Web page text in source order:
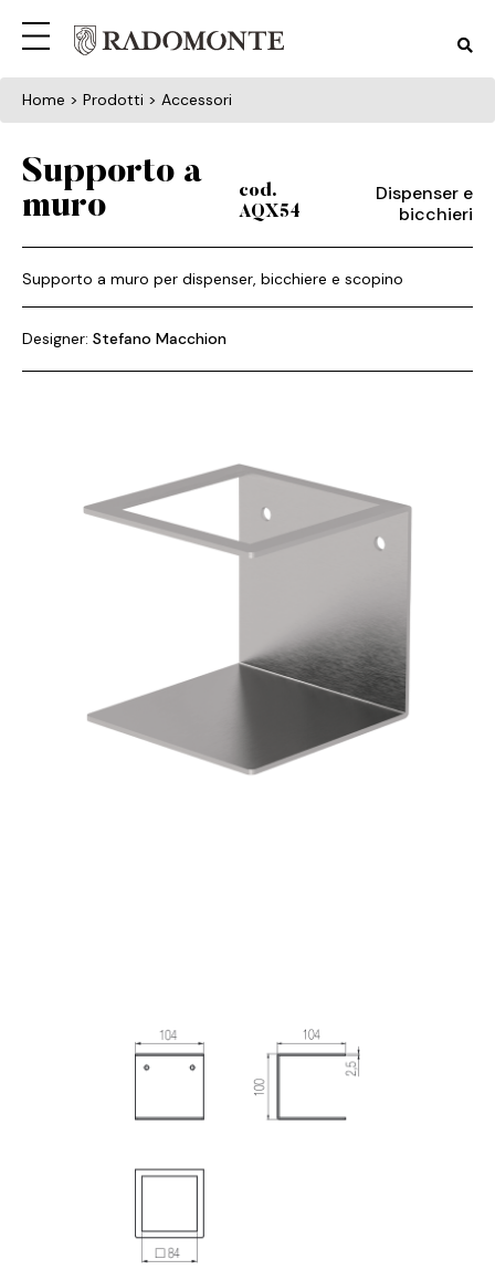
Home > Prodotti > Accessori
Supporto a
muro
cod.
AQX54
Dispenser e
bicchieri
Supporto a muro per dispenser, bicchiere e scopino
Designer: Stefano Macchion